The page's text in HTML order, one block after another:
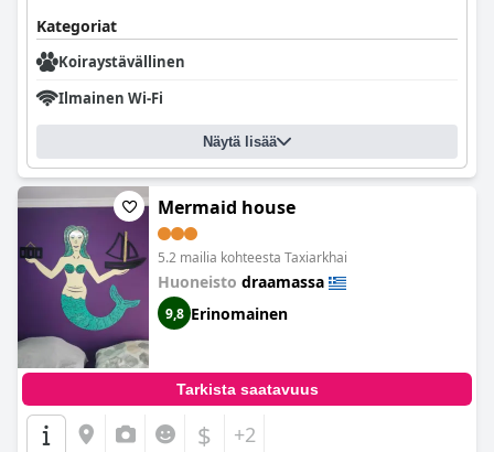
Kategoriat
Koiraystävällinen
Ilmainen Wi-Fi
Näytä lisää
Mermaid house
5.2 mailia kohteesta Taxiarkhai
Huoneisto draamassa
9,8 Erinomainen
Tarkista saatavuus
$ +2